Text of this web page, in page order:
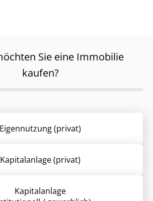
Sie eine Immobilie
kaufen?
Eigennutzung (privat)
Kapitalanlage (privat)
Kapitalanlage